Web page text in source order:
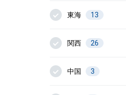
東海 13
関西 26
中国 3